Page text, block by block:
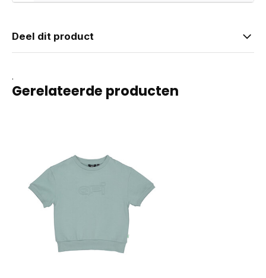
Deel dit product
.
Gerelateerde producten